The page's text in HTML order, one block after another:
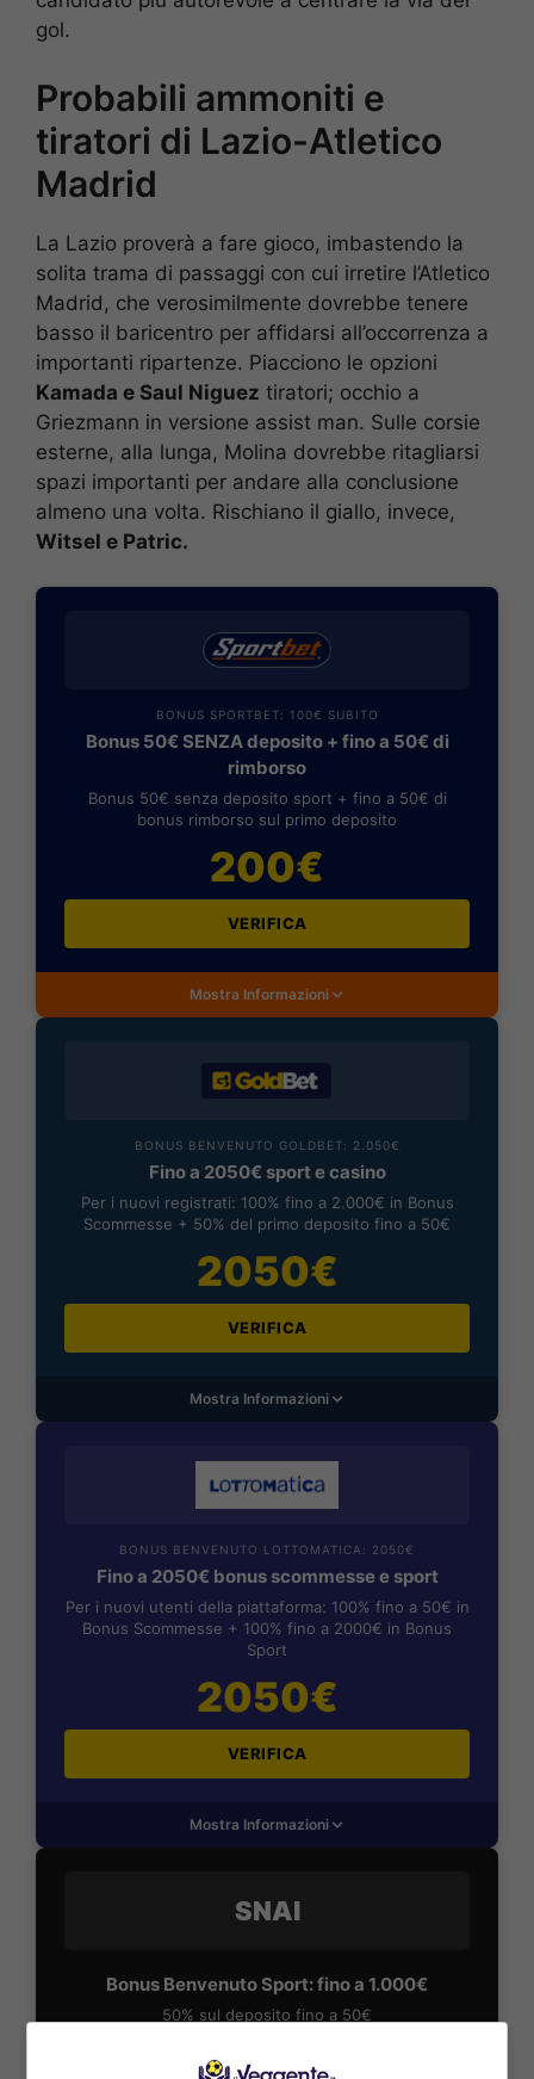
gol.
Probabili ammoniti e
tiratori di Lazio-Atletico
Madrid
La Lazio proverà a fare gioco, imbastendo la
solita trama di passaggi con cui irretire l’Atletico
Madrid, che verosimilmente dovrebbe tenere
basso il baricentro per affidarsi all’occorrenza a
importanti ripartenze. Piacciono le opzioni
Kamada e Saul Niguez tiratori; occhio a
Griezmann in versione assist man. Sulle corsie
esterne, alla lunga, Molina dovrebbe ritagliarsi
spazi importanti per andare alla conclusione
almeno una volta. Rischiano il giallo, invece,
Witsel e Patric.
BONUS SPORTBET: 100€ SUBITO
Bonus 50€ SENZA deposito + fino a 50€ di
rimborso
Bonus 50€ senza deposito sport + fino a 50€ di
bonus rimborso sul primo deposito
200€
VERIFICA
Mostra Informazioni
BONUS BENVENUTO GOLDBET: 2.050€
Fino a 2050€ sport e casino
Per i nuovi registrati: 100% fino a 2.000€ in Bonus
Scommesse + 50% del primo deposito fino a 50€
2050€
VERIFICA
Mostra Informazioni
BONUS BENVENUTO LOTTOMATICA: 2050€
Fino a 2050€ bonus scommesse e sport
Per i nuovi utenti della piattaforma: 100% fino a 50€ in
Bonus Scommesse + 100% fino a 2000€ in Bonus
Sport
2050€
VERIFICA
Mostra Informazioni
SNAI
Bonus Benvenuto Sport: fino a 1.000€
50% sul deposito fino a 50€
1000€